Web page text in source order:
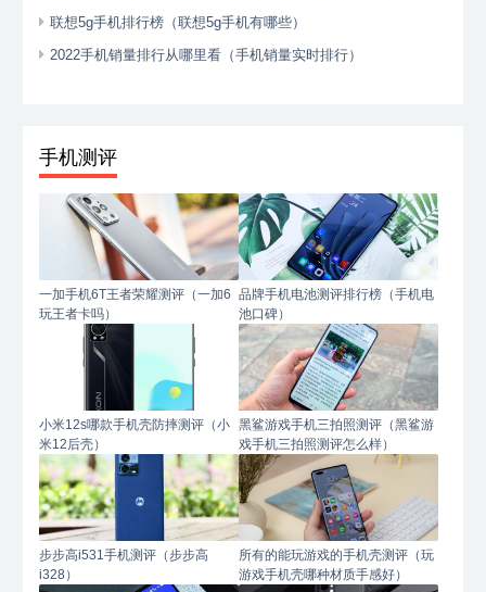
联想5g手机排行榜（联想5g手机有哪些）
2022手机销量排行从哪里看（手机销量实时排行）
手机测评
一加手机6T王者荣耀测评（一加6
玩王者卡吗）
品牌手机电池测评排行榜（手机电
池口碑）
小米12s哪款手机壳防摔测评（小
米12后壳）
黑鲨游戏手机三拍照测评（黑鲨游
戏手机三拍照测评怎么样）
步步高i531手机测评（步步高
i328）
所有的能玩游戏的手机壳测评（玩
游戏手机壳哪种材质手感好）